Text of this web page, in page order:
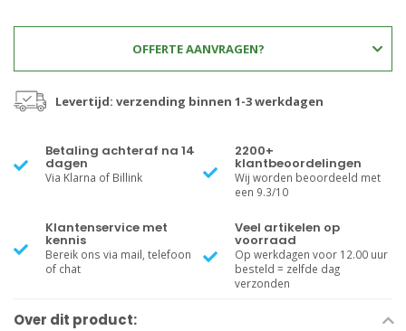
OFFERTE AANVRAGEN?
Levertijd: verzending binnen 1-3 werkdagen
Betaling achteraf na 14
dagen
Via Klarna of Billink
2200+
klantbeoordelingen
Wij worden beoordeeld met
een 9.3/10
Klantenservice met
kennis
Bereik ons via mail, telefoon
of chat
Veel artikelen op
voorraad
Op werkdagen voor 12.00 uur
besteld = zelfde dag
verzonden
Over dit product: